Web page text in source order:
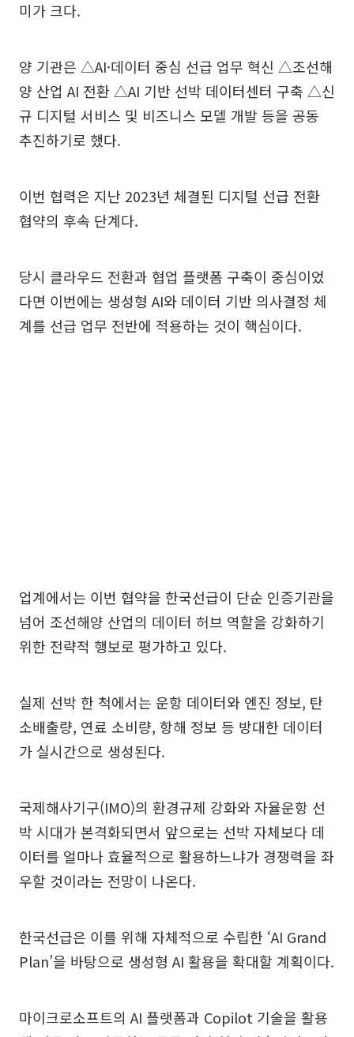
미가 크다.
양 기관은 △AI·데이터 중심 선급 업무 혁신 △조선해
양 산업 AI 전환 △AI 기반 선박 데이터센터 구축 △신
규 디지털 서비스 및 비즈니스 모델 개발 등을 공동
추진하기로 했다.
이번 협력은 지난 2023년 체결된 디지털 선급 전환
협약의 후속 단계다.
당시 클라우드 전환과 협업 플랫폼 구축이 중심이었
다면 이번에는 생성형 AI와 데이터 기반 의사결정 체
계를 선급 업무 전반에 적용하는 것이 핵심이다.
업계에서는 이번 협약을 한국선급이 단순 인증기관을
넘어 조선해양 산업의 데이터 허브 역할을 강화하기
위한 전략적 행보로 평가하고 있다.
실제 선박 한 척에서는 운항 데이터와 엔진 정보, 탄
소배출량, 연료 소비량, 항해 정보 등 방대한 데이터
가 실시간으로 생성된다.
국제해사기구(IMO)의 환경규제 강화와 자율운항 선
박 시대가 본격화되면서 앞으로는 선박 자체보다 데
이터를 얼마나 효율적으로 활용하느냐가 경쟁력을 좌
우할 것이라는 전망이 나온다.
한국선급은 이를 위해 자체적으로 수립한 ‘AI Grand
Plan’을 바탕으로 생성형 AI 활용을 확대할 계획이다.
마이크로소프트의 AI 플랫폼과 Copilot 기술을 활용